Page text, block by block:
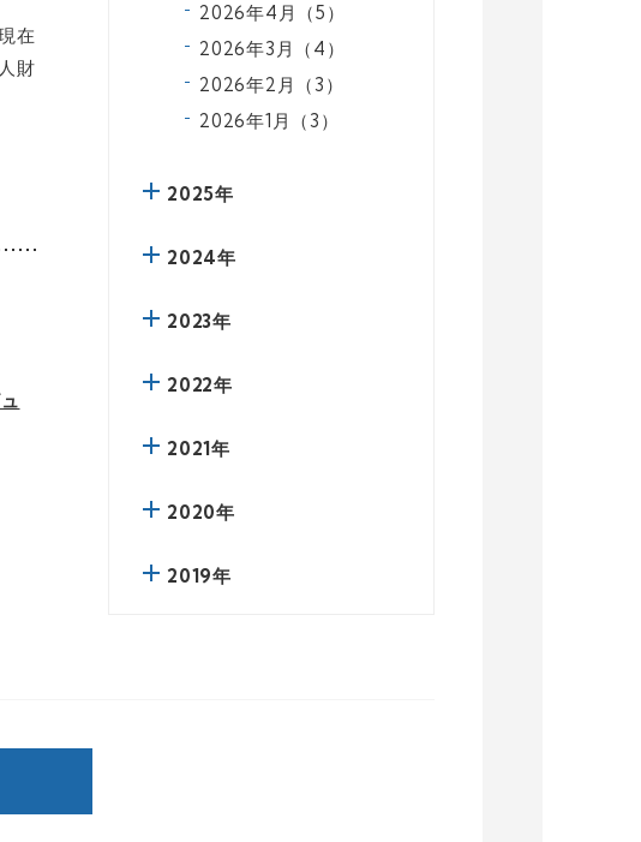
在
財
2026年4月（5）
2026年3月（4）
2026年2月（3）
2026年1月（3）
2025年
2024年
2023年
2022年
2021年
2020年
2019年